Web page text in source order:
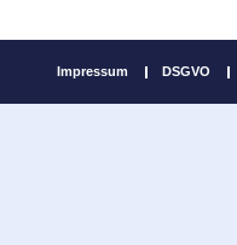
Impressum DSGVO